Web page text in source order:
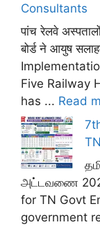
Consultants
पांच रेलवे
बोर्ड ने आयुष
Five Railway
has ... Read
அட்டவணை
for TN Govt
government